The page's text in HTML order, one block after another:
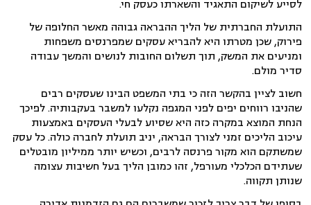
לסייע לשיקום התאגיד והשארתו כעסק חי.
התועלת החברתית של הליך ההבראה גבוהה מאשר החלופה של
פירוק, שכן מטרתו היא להבריא עסקים שמפרנסים משפחות
ומניעים את המשק, תוך תשלום החובות לנושים והמשך עבודה
סדיר מולם.
חשוב לציין בהקשר הזה כי בתי המשפט הבינו שעסקים רבים
שהניבו רווחים יפים לפני המגפה נקלעו למשבר בעקבותיה. לפיכך
הנחת המוצא במקרה כזה היא שסיוע לבעלי העסקים באמצעות
עיכוב הליכים זמני לצורך הבראה, יניב תועלת לחברה כולה. כל עסק
שמשתקם הוא מקור פרנסה לרבים, וכשיש יותר ממיליון מובטלים
שעתידם הכלכלי מעורפל, זהו כמובן הליך בעל חשיבות עצומה
שנותן תקווה.